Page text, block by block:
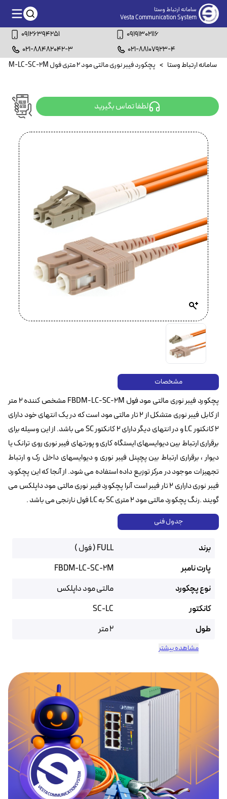
سامانه ارتباط وستا
Vesta Communication System
09126394251
09191302116
021-88482042-3
021-88107923-4
سامانه ارتباط وستا > پچکورد فیبر نوری مالتی مود ۲ متری فول FBDM-LC-SC-2M
لطفا تماس بگیرید
مشخصات
پچکورد فیبر نوری مالتی مود فول FBDM-LC-SC-2M مشخص کننده ۲ متر
از کابل فیبر نوری متشکل از ۲ تار مالتی مود است که در یک انتهای خود دارای
۲ کانکتور LC و در انتهای دیگر دارای ۲ کانکتور SC می باشد. از این وسیله برای
برقراری ارتباط بین دیوایسهای ایستگاه کاری و پورتهای فیبر نوری روی ترانک یا
دیوار ، برقراری ارتباط بین پچپنل فیبر نوری و دیوایسهای داخل رک و ارتباط
تجهیزات موجود در مرکز توزیع داده استفاده می شود. از آنجا که این پچکورد
فیبر نوری داراری ۲ تار فیبر است آنرا پچکورد فیبر نوری مالتی مود داپلکس می
گویند .رنگ پچکورد مالتی مود ۲ متری SC به LC فول نارنجی می باشد .
جدول فنی
برند
FULL ( فول )
پارت نامبر
FBDM-LC-SC-2M
نوع پچکورد
مالتی مود داپلکس
کانکتور
SC-LC
طول
2 متر
مشاهده بیشتر